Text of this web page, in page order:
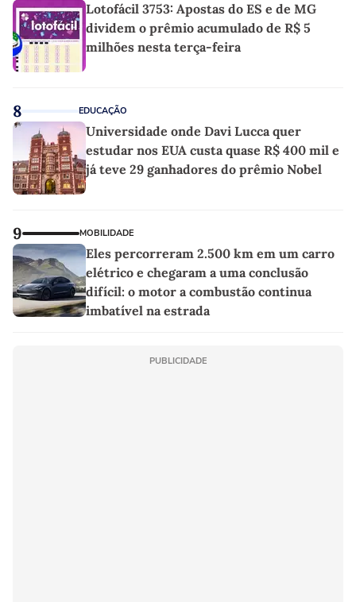
Lotofácil 3753: Apostas do ES e de MG
dividem o prêmio acumulado de R$ 5
milhões nesta terça-feira
8 EDUCAÇÃO
Universidade onde Davi Lucca quer
estudar nos EUA custa quase R$ 400 mil e
já teve 29 ganhadores do prêmio Nobel
9 MOBILIDADE
Eles percorreram 2.500 km em um carro
elétrico e chegaram a uma conclusão
difícil: o motor a combustão continua
imbatível na estrada
PUBLICIDADE